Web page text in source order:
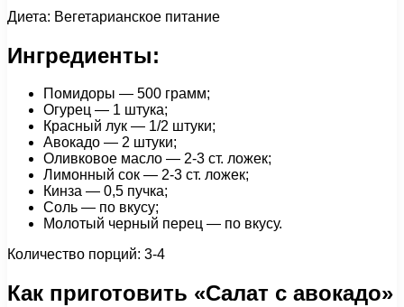
Диета: Вегетарианское питание
Ингредиенты:
Помидоры — 500 грамм;
Огурец — 1 штука;
Красный лук — 1/2 штуки;
Авокадо — 2 штуки;
Оливковое масло — 2-3 ст. ложек;
Лимонный сок — 2-3 ст. ложек;
Кинза — 0,5 пучка;
Соль — по вкусу;
Молотый черный перец — по вкусу.
Количество порций: 3-4
Как приготовить «Салат с авокадо»